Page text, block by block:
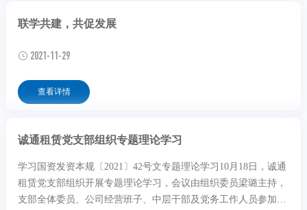
联学共建，共促发展
2021-11-29
查看详情
诚通租赁党支部组织专题理论学习
学习国资发资本规〔2021〕42号文专题理论学习10月18日，诚通
租赁党支部组织开展专题理论学习，会议由组织委员梁璐主持，
支部全体委员、公司经营班子、中层干部及党务工作人员参加本